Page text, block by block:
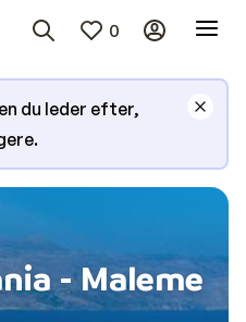
0
du leder efter,
- Maleme